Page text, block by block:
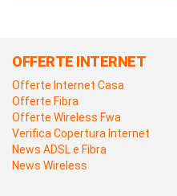
OFFERTE INTERNET
Offerte Internet Casa
Offerte Fibra
Offerte Wireless Fwa
Verifica Copertura Internet
News ADSL e Fibra
News Wireless